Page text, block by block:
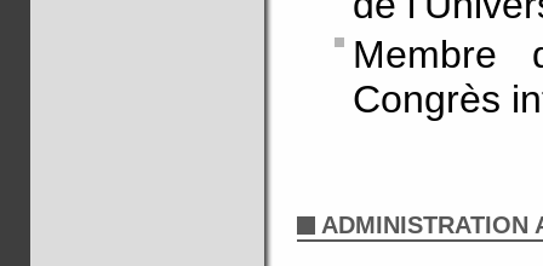
Membre
Congrès
ADMINISTRATION